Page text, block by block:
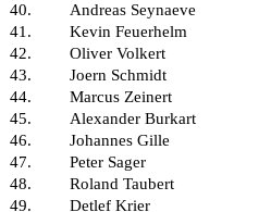
40.
Andreas Seynaeve
41.
Kevin Feuerhelm
42.
Oliver Volkert
43.
Joern Schmidt
44.
Marcus Zeinert
45.
Alexander Burkart
46.
Johannes Gille
47.
Peter Sager
48.
Roland Taubert
49.
Detlef Krier